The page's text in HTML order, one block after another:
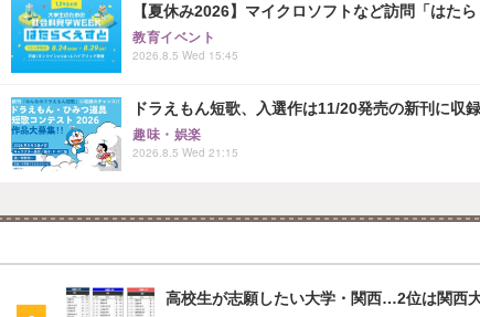
【夏休み2026】マイクロソフトなど訪問「はた
教育イベント
2026.8.5 Wed 15:45
ドラえもん短歌、入選作は11/20発売の新刊に収
趣味・娯楽
2026.8.5 Wed 21:15
高校生が志願したい大学・関西…2位は関西